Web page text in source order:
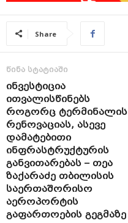
Share
წინა სტატიაში
ინვესტიცია
ითვალისწინებს
როგორც ტერმინალის
რენოვაციას, ასევე
დამატებითი
ინფრასტრუქტურის
განვითარებას – თეა
ზაქარაძე თბილისის
საერთაშორისო
აეროპორტის
გაფართოების გეგმაზე